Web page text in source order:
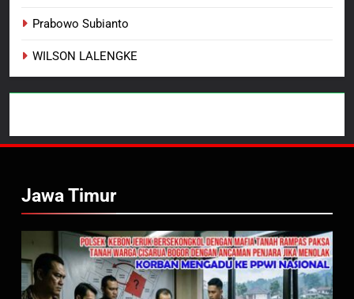
Prabowo Subianto
WILSON LALENGKE
Jawa Timur